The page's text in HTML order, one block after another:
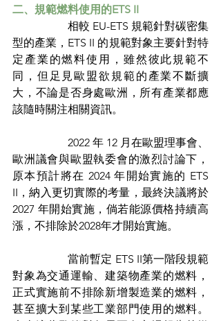
二、規範燃料使用的ETS II
型的產業，ETS II 的規範對象主要針對特
定產業的燃料使用，雖然彼此規範不
同，但足見歐盟欲規範的產業不斷擴
大，不論是否身處歐洲，所有產業都應
該隨時關注相關資訊。
歐洲議會與歐盟執委會的激烈討論下，
原本預計將在 2024 年開始實施的 ETS
II，納入更切實際的考量，最終決議將於
2027 年開始實施，倘若能源價格持續高
漲，不排除於2028年才開始實施。
		當前暫定 ETS II第一階段規範
對象為交通運輸、建築物產業的燃料，
正式實施前不排除新增製造業的燃料，
甚至擴大到某些工業部門使用的燃料。